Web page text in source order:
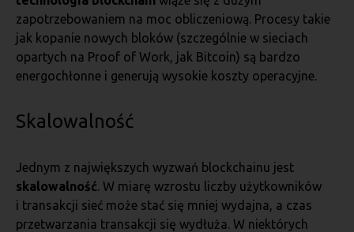
zapotrzebowaniem na moc obliczeniową. Procesy takie
jak kopanie nowych bloków (szczególnie w sieciach
opartych na Proof of Work, jak Bitcoin) są bardzo
energochłonne i generują wysokie koszty operacyjne.
Skalowalność
Jednym z największych wyzwań blockchainu jest
skalowalność. W miarę wzrostu liczby użytkowników
i transakcji sieć może stać się mniej wydajna, a czas
przetwarzania transakcji się wydłuża. W niektórych